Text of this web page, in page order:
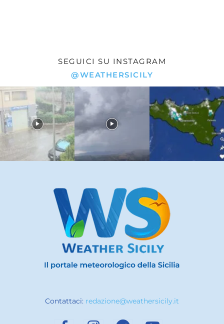
SEGUICI SU INSTAGRAM
@WEATHERSICILY
Contattaci: redazione@weathersicily.it